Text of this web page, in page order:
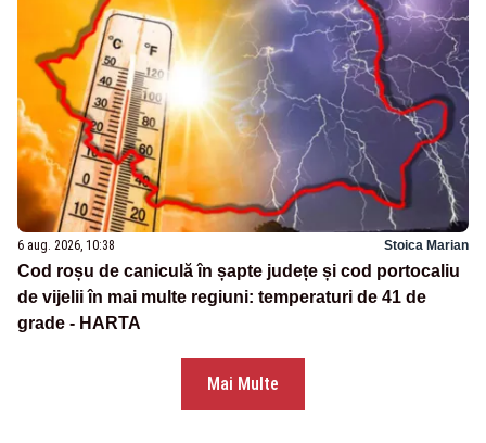
6 aug. 2026, 10:38 Stoica Marian
Cod roșu de caniculă în șapte județe și cod portocaliu
de vijelii în mai multe regiuni: temperaturi de 41 de
grade - HARTA
Mai Multe